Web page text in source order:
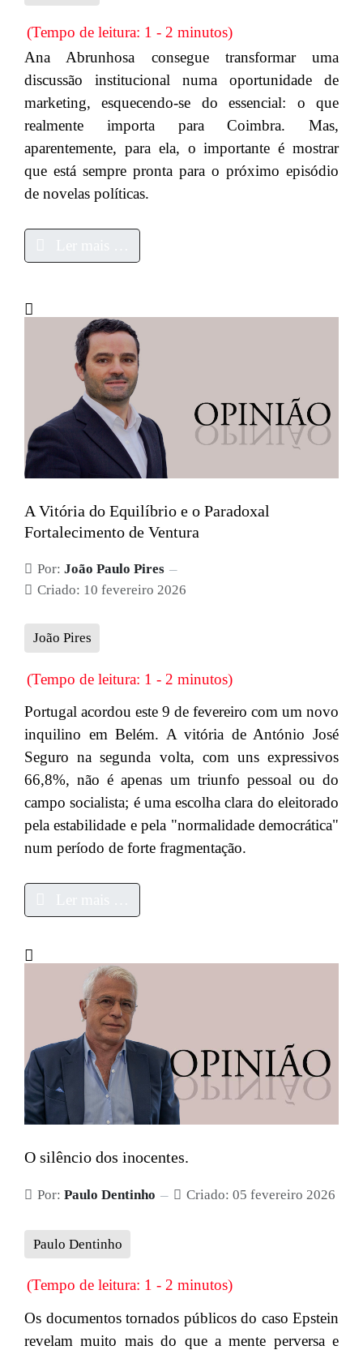
(Tempo de leitura: 1 - 2 minutos)
Ana Abrunhosa consegue transformar uma
discussão institucional numa oportunidade de
marketing, esquecendo-se do essencial: o que
realmente importa para Coimbra. Mas,
aparentemente, para ela, o importante é mostrar
que está sempre pronta para o próximo episódio
de novelas políticas.
A Vitória do Equilíbrio e o Paradoxal
Fortalecimento de Ventura
Por: João Paulo Pires
Criado: 10 fevereiro 2026
João Pires
(Tempo de leitura: 1 - 2 minutos)
Portugal acordou este 9 de fevereiro com um novo
inquilino em Belém. A vitória de António José
Seguro na segunda volta, com uns expressivos
66,8%, não é apenas um triunfo pessoal ou do
campo socialista; é uma escolha clara do eleitorado
pela estabilidade e pela "normalidade democrática"
num período de forte fragmentação.
O silêncio dos inocentes.
Por: Paulo Dentinho Criado: 05 fevereiro 2026
Paulo Dentinho
(Tempo de leitura: 1 - 2 minutos)
Os documentos tornados públicos do caso Epstein
revelam muito mais do que a mente perversa e